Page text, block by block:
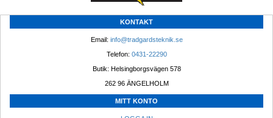
KONTAKT
Email: info@tradgardsteknik.se
Telefon: 0431-22290
Butik: Helsingborgsvägen 578
262 96 ÄNGELHOLM
MITT KONTO